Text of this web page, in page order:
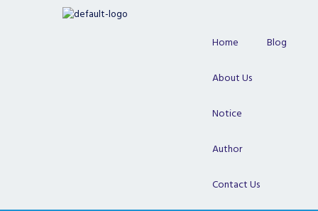
Home Blog
About Us
Notice
Author
Contact Us